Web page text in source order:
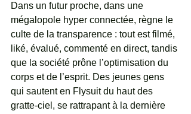
Dans un futur proche, dans une
mégalopole hyper connectée, règne le
culte de la transparence : tout est filmé,
liké, évalué, commenté en direct, tandis
que la société prône l’optimisation du
corps et de l’esprit. Des jeunes gens
qui sautent en Flysuit du haut des
gratte-ciel, se rattrapant à la dernière